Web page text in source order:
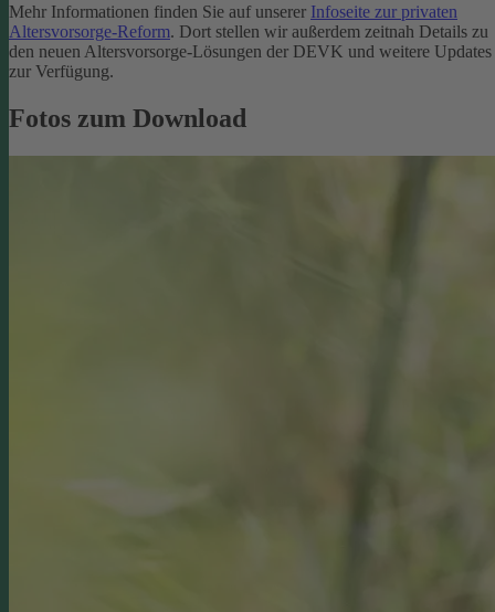
Mehr Informationen finden Sie auf unserer Infoseite zur privaten
Altersvorsorge-Reform. Dort stellen wir außerdem zeitnah Details zu
den neuen Altersvorsorge-Lösungen der DEVK und weitere Updates
zur Verfügung.
Fotos zum Download